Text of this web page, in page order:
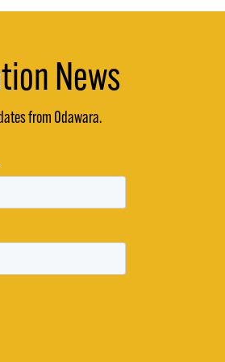
News
from Odawara.